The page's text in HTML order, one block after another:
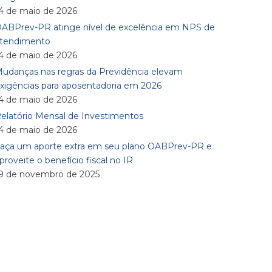
de maio de 2026
PR atinge nível de excelência em NPS de
de maio de 2026
nas regras da Previdência elevam
para aposentadoria em 2026
de maio de 2026
Mensal de Investimentos
de maio de 2026
um aporte extra em seu plano OABPrev-PR e
o benefício fiscal no IR
de novembro de 2025